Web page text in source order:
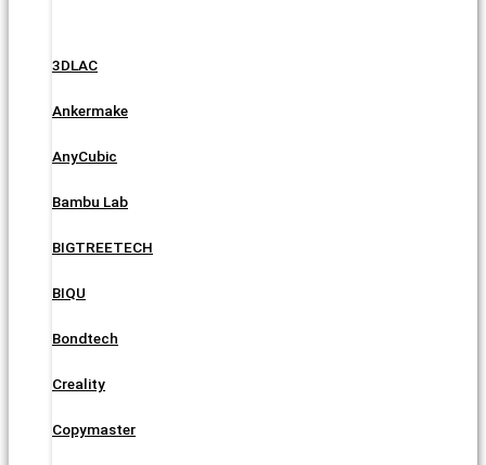
3DLAC
Ankermake
AnyCubic
Bambu Lab
BIGTREETECH
BIQU
Bondtech
Creality
Copymaster